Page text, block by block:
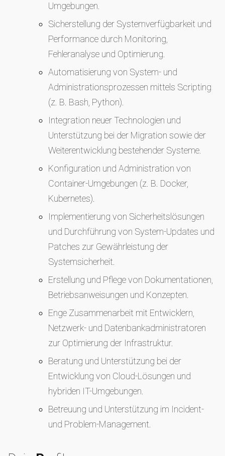
Umgebungen.
Sicherstellung der Systemverfügbarkeit und
Performance durch Monitoring,
Fehleranalyse und Optimierung.
Automatisierung von System- und
Administrationsprozessen mittels Scripting
(z. B. Bash, Python).
Integration neuer Technologien und
Unterstützung bei der Migration sowie der
Weiterentwicklung bestehender Systeme.
Konfiguration und Administration von
Container-Umgebungen (z. B. Docker,
Kubernetes).
Implementierung von Sicherheitslösungen
und Durchführung von System-Updates und
Patches zur Gewährleistung der
Systemsicherheit.
Erstellung und Pflege von Dokumentationen,
Betriebsanweisungen und Konzepten.
Enge Zusammenarbeit mit Entwicklern,
Netzwerk- und Datenbankadministratoren
zur Optimierung der Infrastruktur.
Beratung und Unterstützung bei der
Entwicklung von Cloud-Lösungen und
hybriden IT-Umgebungen.
Betreuung und Unterstützung im Incident-
und Problem-Management.